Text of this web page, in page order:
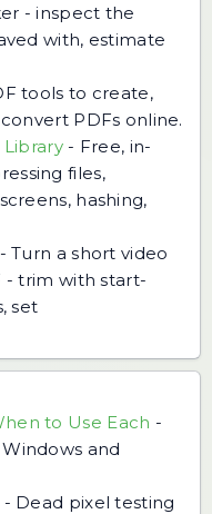
- inspect the
with, estimate
tools to create,
PDFs online.
Library- Free, in-
files,
hashing,
-Turn a short video
- trim with start-
set
to Use Each -
and
- Dead pixel testing